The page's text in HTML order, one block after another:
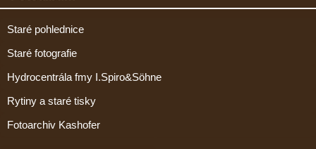
Staré pohlednice
Staré fotografie
Hydrocentrála fmy I.Spiro&Söhne
Rytiny a staré tisky
Fotoarchiv Kashofer